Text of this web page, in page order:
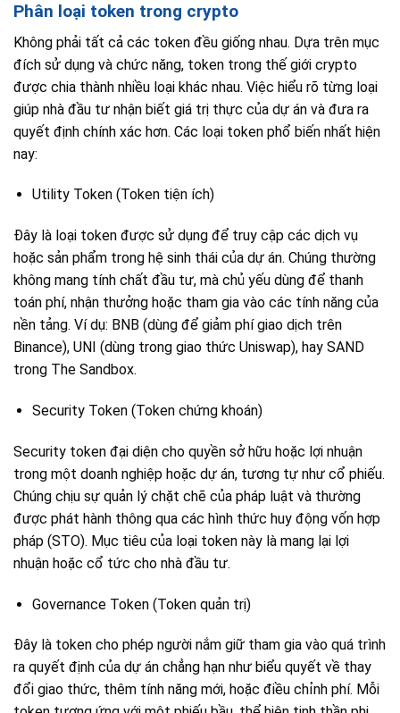
Phân loại token trong crypto
Không phải tất cả các token đều giống nhau. Dựa trên mục
đích sử dụng và chức năng, token trong thế giới crypto
được chia thành nhiều loại khác nhau. Việc hiểu rõ từng loại
giúp nhà đầu tư nhận biết giá trị thực của dự án và đưa ra
quyết định chính xác hơn. Các loại token phổ biến nhất hiện
nay:
Utility Token (Token tiện ích)
Đây là loại token được sử dụng để truy cập các dịch vụ
hoặc sản phẩm trong hệ sinh thái của dự án. Chúng thường
không mang tính chất đầu tư, mà chủ yếu dùng để thanh
toán phí, nhận thưởng hoặc tham gia vào các tính năng của
nền tảng. Ví dụ: BNB (dùng để giảm phí giao dịch trên
Binance), UNI (dùng trong giao thức Uniswap), hay SAND
trong The Sandbox.
Security Token (Token chứng khoán)
Security token đại diện cho quyền sở hữu hoặc lợi nhuận
trong một doanh nghiệp hoặc dự án, tương tự như cổ phiếu.
Chúng chịu sự quản lý chặt chẽ của pháp luật và thường
được phát hành thông qua các hình thức huy động vốn hợp
pháp (STO). Mục tiêu của loại token này là mang lại lợi
nhuận hoặc cổ tức cho nhà đầu tư.
Governance Token (Token quản trị)
Đây là token cho phép người nắm giữ tham gia vào quá trình
ra quyết định của dự án chẳng hạn như biểu quyết về thay
đổi giao thức, thêm tính năng mới, hoặc điều chỉnh phí. Mỗi